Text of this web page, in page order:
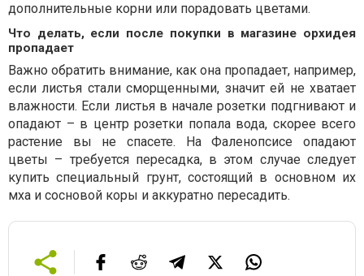
дополнительные корни или порадовать цветами.
Что делать, если после покупки в магазине орхидея
пропадает
Важно обратить внимание, как она пропадает, например,
если листья стали сморщенными, значит ей не хватает
влажности. Если листья в начале розетки подгнивают и
опадают – в центр розетки попала вода, скорее всего
растение вы не спасете. На Фаленопсисе опадают
цветы – требуется пересадка, в этом случае следует
купить специальный грунт, состоящий в основном их
мха и сосновой коры и аккуратно пересадить.